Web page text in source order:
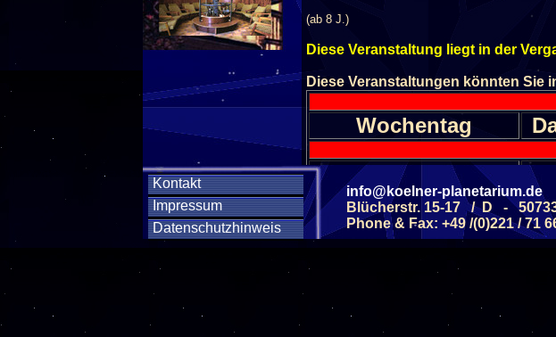
Kontakt
Impressum
Datenschutzhinweis
(ab 8 J.)
Diese Veranstaltung liegt in der
Diese Veranstaltungen könnten Sie
Wochentag
SAMSTAG
SAMSTAG
SAMSTAG
SAMSTAG
info@koelner-planetarium.de
Blücherstr. 15-17 / D -
Phone & Fax: +49 /(0)221 / 71